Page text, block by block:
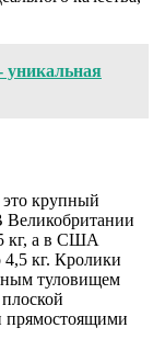
уникальная
это крупный
Великобритании
кг, а в США
4,5 кг. Кролики
туловищем
прямостоящими